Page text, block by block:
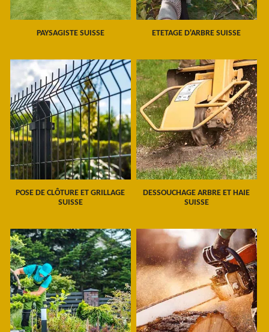
PAYSAGISTE SUISSE ETETAGE D'ARBRE SUISSE
POSE DE CLÔTURE ET GRILLAGE
SUISSE
DESSOUCHAGE ARBRE ET HAIE
SUISSE